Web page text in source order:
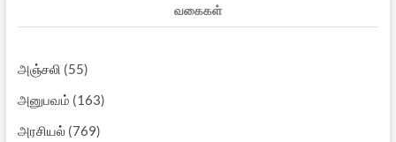
வகைகள்
அஞ்சலி (55)
அனுபவம் (163)
அரசியல்(769)